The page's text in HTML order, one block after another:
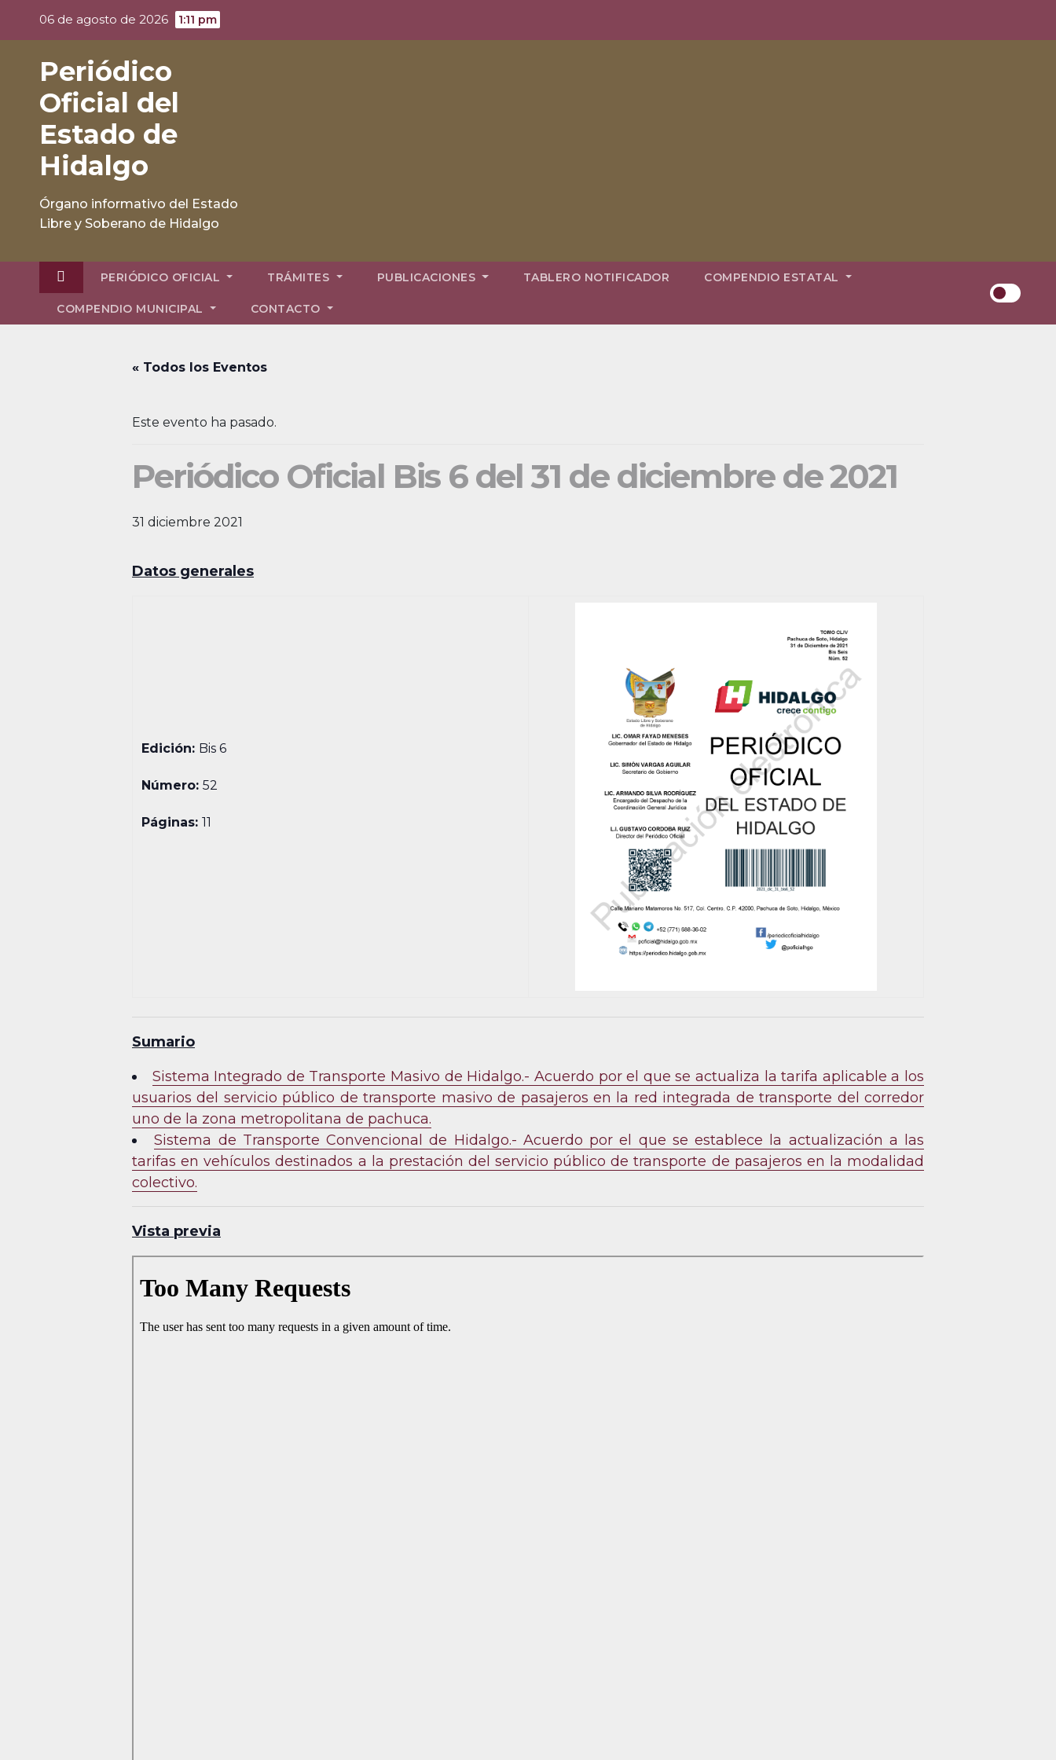
06 de agosto de 2026 1:11 pm
Periódico
Oficial del
Estado de
Hidalgo
Órgano informativo del Estado
Libre y Soberano de Hidalgo
PERIÓDICO OFICIAL TRÁMITES PUBLICACIONES TABLERO NOTIFICADOR COMPENDIO ESTATAL
COMPENDIO MUNICIPAL CONTACTO
« Todos los Eventos
Este evento ha pasado.
Periódico Oficial Bis 6 del 31 de diciembre de 2021
31 diciembre 2021
Datos generales
Edición: Bis 6
Número:52
Páginas:11
Sumario
Sistema Integrado de Transporte Masivo de Hidalgo.- Acuerdo por el que se actualiza la tarifa aplicable a los
usuarios del servicio público de transporte masivo de pasajeros en la red integrada de transporte del corredor
uno de la zona metropolitana de pachuca.
Sistema de Transporte Convencional de Hidalgo.- Acuerdo por el que se establece la actualización a las
tarifas en vehículos destinados a la prestación del servicio público de transporte de pasajeros en la modalidad
colectivo.
Vista previa
to